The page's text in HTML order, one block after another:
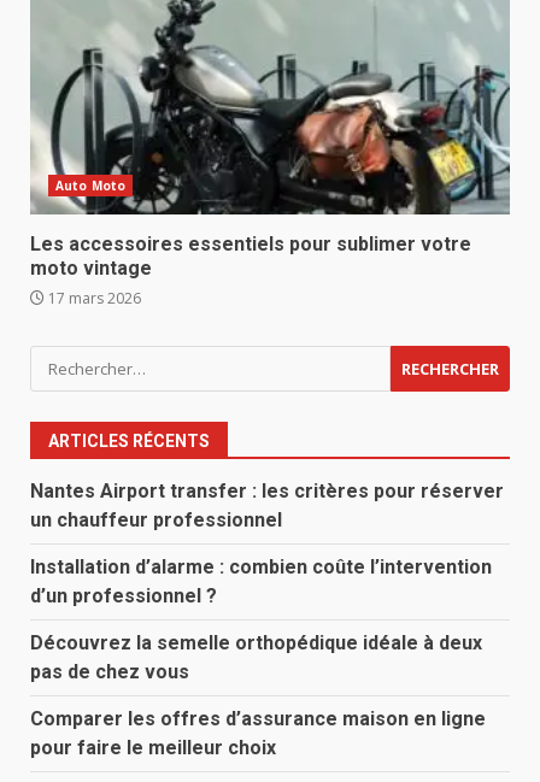
Auto Moto
Les accessoires essentiels pour sublimer votre
moto vintage
17 mars 2026
Rechercher :
ARTICLES RÉCENTS
Nantes Airport transfer : les critères pour réserver
un chauffeur professionnel
Installation d’alarme : combien coûte l’intervention
d’un professionnel ?
Découvrez la semelle orthopédique idéale à deux
pas de chez vous
Comparer les offres d’assurance maison en ligne
pour faire le meilleur choix